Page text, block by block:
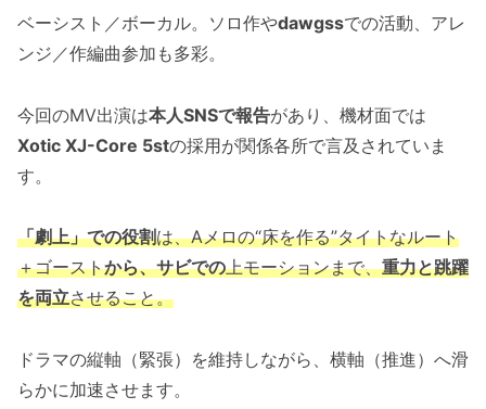
ベーシスト／ボーカル。ソロ作やdawgssでの活動、アレ
ンジ／作編曲参加も多彩。
今回のMV出演は本人SNSで報告があり、機材面では
Xotic XJ-Core 5stの採用が関係各所で言及されていま
す。
「劇上」での役割は、Aメロの“床を作る”タイトなルート
＋ゴーストから、サビでの上モーションまで、重力と跳躍
を両立させること。
ドラマの縦軸（緊張）を維持しながら、横軸（推進）へ滑
らかに加速させます。